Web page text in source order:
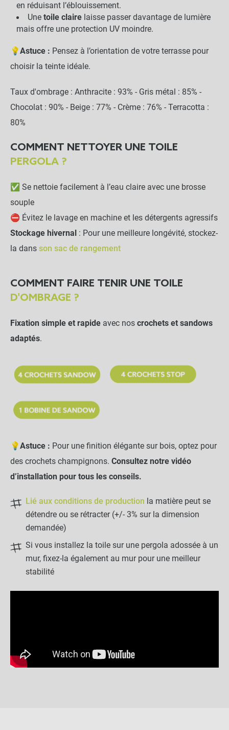
en réduisant l’éblouissement.
Une toile clairelaisse passer davantage de lumière
mais offre une protection UV moindre.
💡Astuce : Pensez à l’orientation de votre terrasse pour
choisir la teinte idéale.
Taux d'ombrage : Anthracite : 93% - Gris métal : 85% -
Chocolat : 90% - Beige : 77% - Crème : 76% - Terracotta :
80%
COMMENT NETTOYER UNE TOILE
PERGOLA ?
✅ Se nettoie facilement à l’eau claire avec une brosse
souple
⛔ Évitez le lavage en machine et les détergents agressifs
Stockage hivernal : Pour une meilleure longévité, stockez-
la dans son sac de rangement
COMMENT FAIRE TENIR UNE TOILE
D'OMBRAGE ?
Fixation simple et rapide avec nos crochets et sandows
adaptés.
💡Astuce : Pour une finition élégante sur bois, optez pour
des crochets champignons. Consultez notre vidéo
d’installation pour tous les conseils.
Lié aux conditions de production la matière peut se
détendre ou se rétracter (+/- 3% sur la dimension
demandée)
Si vous installez la toile sur une pergola adossée à un
mur, fixez-la également au mur pour une meilleur
stabilité